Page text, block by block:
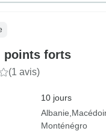
points forts
(1 avis)
10 jours
Albanie
Monténégro